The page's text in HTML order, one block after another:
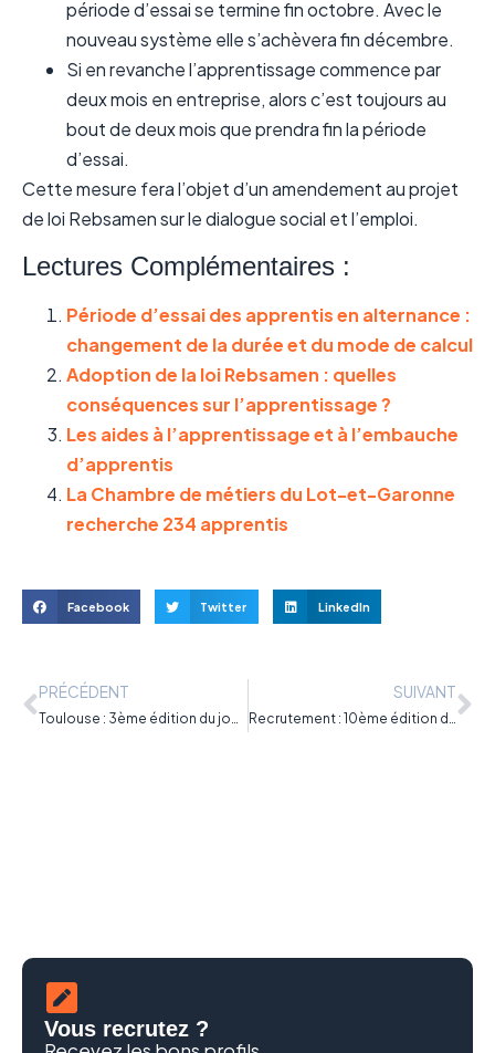
période d’essai se termine fin octobre. Avec le
nouveau système elle s’achèvera fin décembre.
Si en revanche l’apprentissage commence par
deux mois en entreprise, alors c’est toujours au
bout de deux mois que prendra fin la période
d’essai.
Cette mesure fera l’objet d’un amendement au projet
de loi Rebsamen sur le dialogue social et l’emploi.
Lectures Complémentaires :
Période d’essai des apprentis en alternance :
changement de la durée et du mode de calcul
Adoption de la loi Rebsamen : quelles
conséquences sur l’apprentissage ?
Les aides à l’apprentissage et à l’embauche
d’apprentis
La Chambre de métiers du Lot-et-Garonne
recherche 234 apprentis
Facebook Twitter LinkedIn
PRÉCÉDENT
Toulouse : 3ème édition du job dating de l’apprentissage le 10 juin 2015
SUIVANT
Recrutement : 10ème édition du forum des apprentis du CFA-EVE mardi 16 juin 2015
Vous recrutez ?